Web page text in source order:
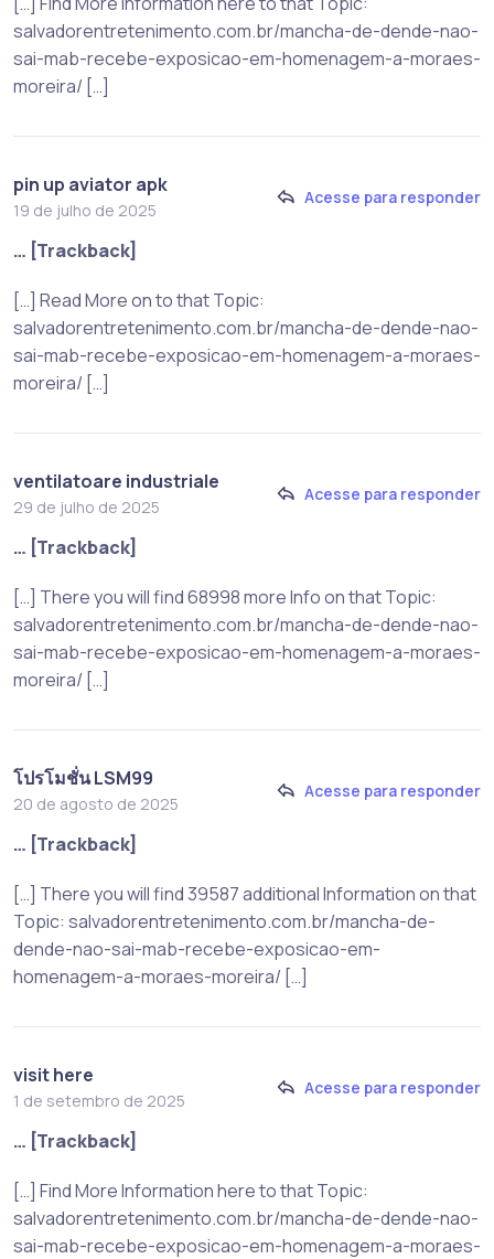
salvadorentretenimento.com.br/mancha-de-dende-nao-
sai-mab-recebe-exposicao-em-homenagem-a-moraes-
moreira/ […]
pin up aviator apk
19 de julho de 2025
Acesse para responder
… [Trackback]
[…] Read More on to that Topic:
salvadorentretenimento.com.br/mancha-de-dende-nao-
sai-mab-recebe-exposicao-em-homenagem-a-moraes-
moreira/ […]
ventilatoare industriale
29 de julho de 2025
Acesse para responder
… [Trackback]
[…] There you will find 68998 more Info on that Topic:
salvadorentretenimento.com.br/mancha-de-dende-nao-
sai-mab-recebe-exposicao-em-homenagem-a-moraes-
moreira/ […]
โปรโมชั่น LSM99
20 de agosto de 2025
Acesse para responder
… [Trackback]
[…] There you will find 39587 additional Information on that
Topic: salvadorentretenimento.com.br/mancha-de-
dende-nao-sai-mab-recebe-exposicao-em-
homenagem-a-moraes-moreira/ […]
visit here
1 de setembro de 2025
Acesse para responder
… [Trackback]
[…] Find More Information here to that Topic:
salvadorentretenimento.com.br/mancha-de-dende-nao-
sai-mab-recebe-exposicao-em-homenagem-a-moraes-